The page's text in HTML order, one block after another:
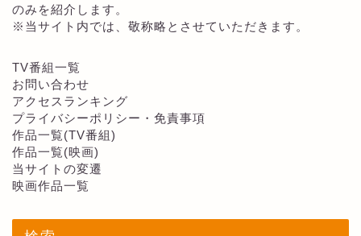
のみを紹介します。
※当サイト内では、敬称略とさせていただきます。
TV番組一覧
お問い合わせ
アクセスランキング
プライバシーポリシー・免責事項
作品一覧(TV番組)
作品一覧(映画)
当サイトの変遷
映画作品一覧